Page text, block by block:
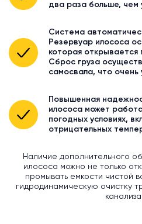
два раза больше, чем
Система
Резервуар илососа
которая
Сброс груза
самосвала, что очень
Повышенная
илососа может
погодных условиях,
отрицательных
Наличие дополнительного
илососа можно не только
промывать емкости чистой
гидродинамическую очистку